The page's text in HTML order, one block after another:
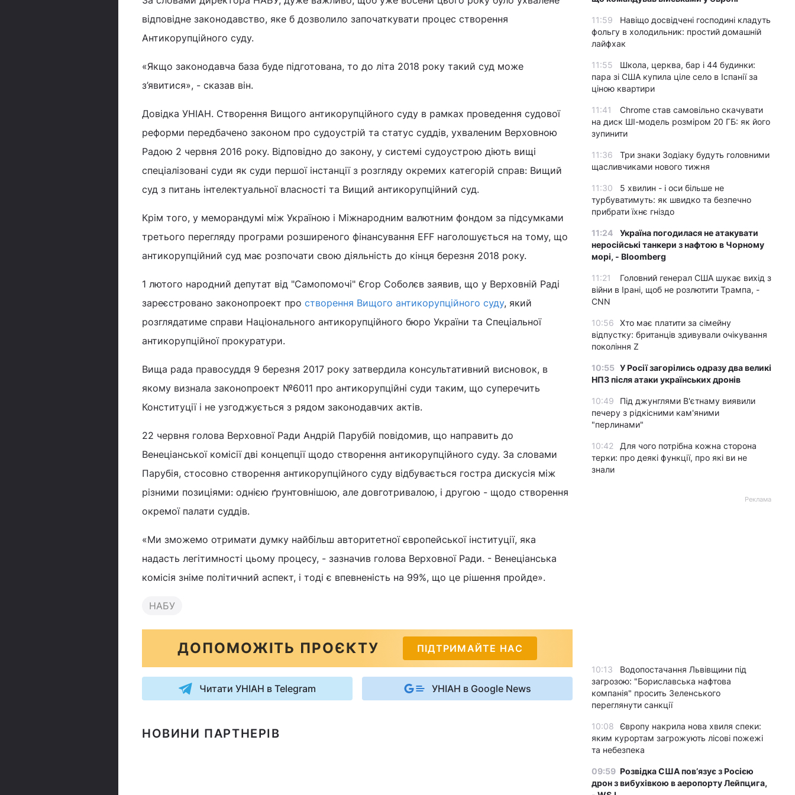
відповідне законодавство, яке б дозволило започаткувати процес створення
Антикорупційного суду.
«Якщо законодавча база буде підготована, то до літа 2018 року такий суд може
з’явитися», - сказав він.
Довідка УНІАН. Створення Вищого антикорупційного суду в рамках проведення судової
реформи передбачено законом про судоустрій та статус суддів, ухваленим Верховною
Радою 2 червня 2016 року. Відповідно до закону, у системі судоустрою діють вищі
спеціалізовані суди як суди першої інстанції з розгляду окремих категорій справ: Вищий
суд з питань інтелектуальної власності та Вищий антикорупційний суд.
Крім того, у меморандумі між Україною і Міжнародним валютним фондом за підсумками
третього перегляду програми розширеного фінансування EFF наголошується на тому, що
антикорупційний суд має розпочати свою діяльність до кінця березня 2018 року.
1 лютого народний депутат від "Самопомочі" Єгор Соболєв заявив, що у Верховній Раді
зареєстровано законопроект про створення Вищого антикорупційного суду, який
розглядатиме справи Національного антикорупційного бюро України та Спеціальної
антикорупційної прокуратури.
Вища рада правосуддя 9 березня 2017 року затвердила консультативний висновок, в
якому визнала законопроект №6011 про антикорупційні суди таким, що суперечить
Конституції і не узгоджується з рядом законодавчих актів.
22 червня голова Верховної Ради Андрій Парубій повідомив, що направить до
Венеціанської комісії дві концепції щодо створення антикорупційного суду. За словами
Парубія, стосовно створення антикорупційного суду відбувається гостра дискусія між
різними позиціями: однією ґрунтовнішою, але довготривалою, і другою - щодо створення
окремої палати суддів.
«Ми зможемо отримати думку найбільш авторитетної європейської інституції, яка
надасть легітимності цьому процесу, - зазначив голова Верховної Ради. - Венеціанська
комісія зніме політичний аспект, і тоді є впевненість на 99%, що це рішення пройде».
НАБУ
ДОПОМОЖІТЬ ПРОЄКТУ ПІДТРИМАЙТЕ НАС
Читати УНІАН в Telegram УНІАН в Google News
НОВИНИ ПАРТНЕРІВ
11:59
Навіщо досвідчені господині кладуть
фольгу в холодильник: простий домашній
лайфхак
11:55
Школа, церква, бар і 44 будинки:
пара зі США купила ціле село в Іспанії за
ціною квартири
11:41
Chrome став самовільно скачувати
на диск ШІ-модель розміром 20 ГБ: як його
зупинити
11:36
Три знаки Зодіаку будуть головними
щасливчиками нового тижня
11:30
5 хвилин - і оси більше не
турбуватимуть: як швидко та безпечно
прибрати їхнє гніздо
11:24
Україна погодилася не атакувати
неросійські танкери з нафтою в Чорному
морі, - Bloomberg
11:21
Головний генерал США шукає вихід з
війни в Ірані, щоб не розлютити Трампа, -
CNN
10:56
Хто має платити за сімейну
відпустку: британців здивували очікування
покоління Z
10:55 У Росії загорілись одразу два великі
НПЗ після атаки українських дронів
10:49
Під джунглями В'єтнаму виявили
печеру з рідкісними кам'яними
"перлинами"
10:42
Для чого потрібна кожна сторона
терки: про деякі функції, про які ви не
знали
Реклама
10:13
Водопостачання Львівщини під
загрозою: "Бориславська нафтова
компанія" просить Зеленського
переглянути санкції
10:08
Європу накрила нова хвиля спеки:
яким курортам загрожують лісові пожежі
та небезпека
09:59 Розвідка США пов’язує з Росією
дрон з вибухівкою в аеропорту Лейпцига,